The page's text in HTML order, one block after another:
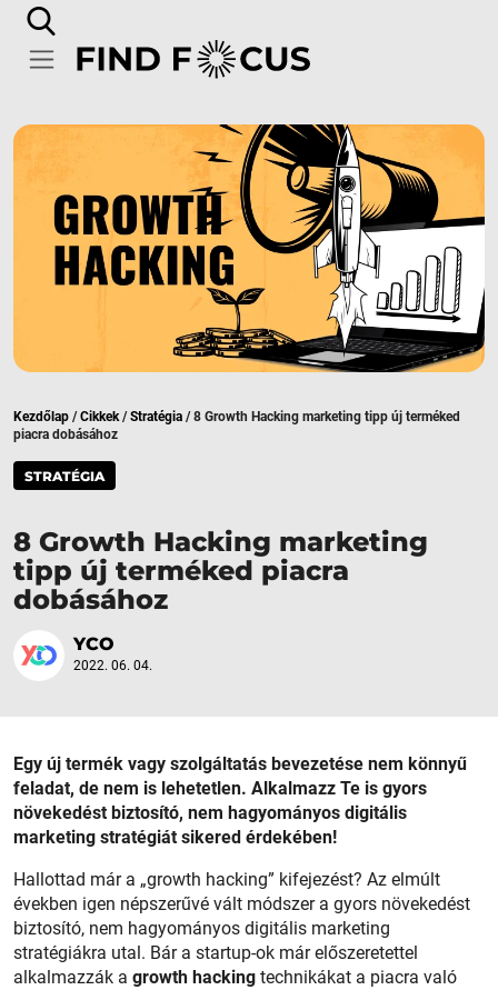
Kezdőlap /Cikkek/Stratégia /8 Growth Hacking marketing tipp új terméked
piacra dobásához
STRATÉGIA
8 Growth Hacking marketing
tipp új terméked piacra
dobásához
YCO
2022. 06. 04.
Egy új termék vagy szolgáltatás bevezetése nem könnyű
feladat, de nem is lehetetlen. Alkalmazz Te is gyors
növekedést biztosító, nem hagyományos digitális
marketing stratégiát sikered érdekében!
Hallottad már a „growth hacking” kifejezést? Az elmúlt
években igen népszerűvé vált módszer a gyors növekedést
biztosító, nem hagyományos digitális marketing
stratégiákra utal. Bár a startup-ok már előszeretettel
alkalmazzák a growth hacking technikákat a piacra való